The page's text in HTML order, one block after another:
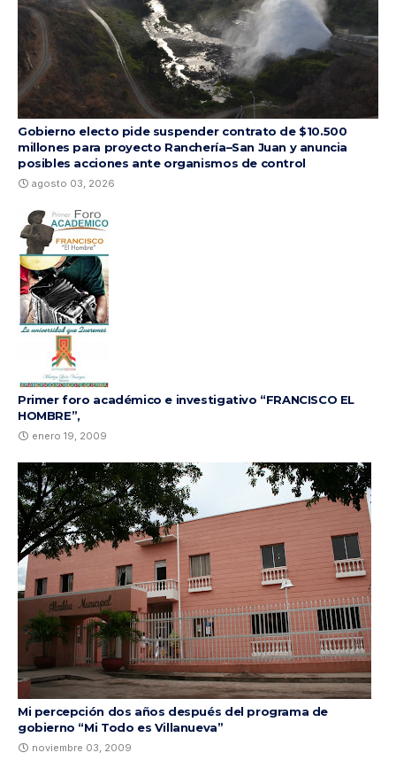
Gobierno electo pide suspender contrato de $10.500
millones para proyecto Ranchería–San Juan y anuncia
posibles acciones ante organismos de control
agosto 03, 2026
Primer foro académico e investigativo “FRANCISCO EL
HOMBRE”,
enero 19, 2009
Mi percepción dos años después del programa de
gobierno “Mi Todo es Villanueva”
noviembre 03, 2009